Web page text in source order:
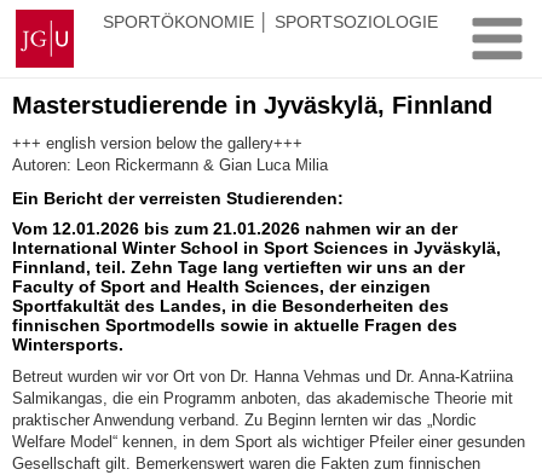
Zum
Inhalt
springen
Johannes
Gutenberg-
Universität
Mainz
SPORTÖKONOMIE │ SPORTSOZIOLOGIE
Masterstudierende in Jyväskylä, Finnland
+++ english version below the gallery+++
Autoren: Leon Rickermann & Gian Luca Milia
Ein Bericht der verreisten Studierenden:
Vom 12.01.2026 bis zum 21.01.2026 nahmen wir an der
International Winter School in Sport Sciences in Jyväskylä,
Finnland, teil. Zehn Tage lang vertieften wir uns an der
Faculty of Sport and Health Sciences, der einzigen
Sportfakultät des Landes, in die Besonderheiten des
finnischen Sportmodells sowie in aktuelle Fragen des
Wintersports.
Betreut wurden wir vor Ort von Dr. Hanna Vehmas und Dr. Anna-Katriina
Salmikangas, die ein Programm anboten, das akademische Theorie mit
praktischer Anwendung verband. Zu Beginn lernten wir das „Nordic
Welfare Model“ kennen, in dem Sport als wichtiger Pfeiler einer gesunden
Gesellschaft gilt. Bemerkenswert waren die Fakten zum finnischen